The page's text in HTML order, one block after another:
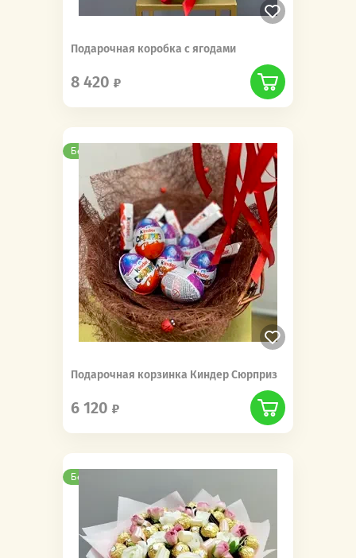
Подарочная коробка с ягодами
8 420
Бесплатная доставка Новинка
Подарочная корзинка Киндер Сюрприз
6 120
Бесплатная доставка